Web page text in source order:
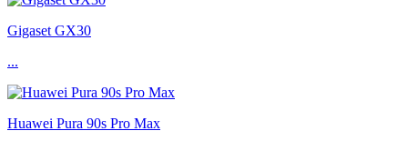
Gigaset GX30
...
Huawei Pura 90s Pro Max